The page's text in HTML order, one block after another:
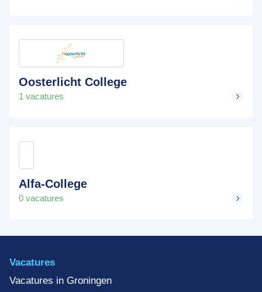
Oosterlicht College
1 vacatures
Alfa-College
0 vacatures
Vacatures
Vacatures in Groningen